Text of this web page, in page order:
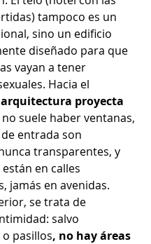
tampoco es un
sino un edificio
diseñado para que
vayan a tener
Hacia el
proyecta
no suele haber ventanas,
entrada son
transparentes, y
en calles
jamás en avenidas.
se trata de
salvo
pasillos, no hay áreas